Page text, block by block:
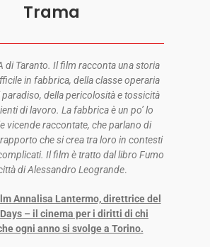
Trama
di Taranto. Il film racconta una storia
in fabbrica, della classe operaria
paradiso, della pericolosità e tossicità
di lavoro. La fabbrica è un po’ lo
vicende raccontate, che parlano di
che si crea tra loro in contesti
Il film è tratto dal libro Fumo
di Alessandro Leogrande.
Annalisa Lantermo, direttrice del
– il cinema per i diritti di chi
ogni anno si svolge a Torino.